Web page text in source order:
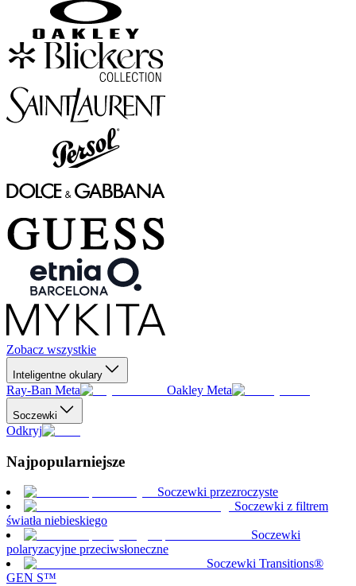
Zobacz wszystkie
Inteligentne okulary
Ray-Ban Meta Oakley Meta
Soczewki
Odkryj
Najpopularniejsze
Soczewki przezroczyste
Soczewki z filtrem
światła niebieskiego
Soczewki
polaryzacyjne przeciwsłoneczne
Soczewki Transitions®
GEN S™